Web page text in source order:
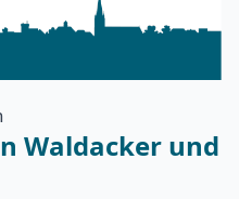
Waldacker und